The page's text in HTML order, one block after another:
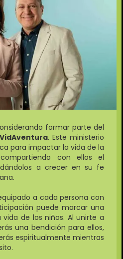
formar parte del
VidAventura. Este ministerio
para impactar la vida de la
con ellos el
a crecer en su fe
a cada persona con
puede marcar una
de los niños. Al unirte a
una bendición para ellos,
espiritualmente mientras